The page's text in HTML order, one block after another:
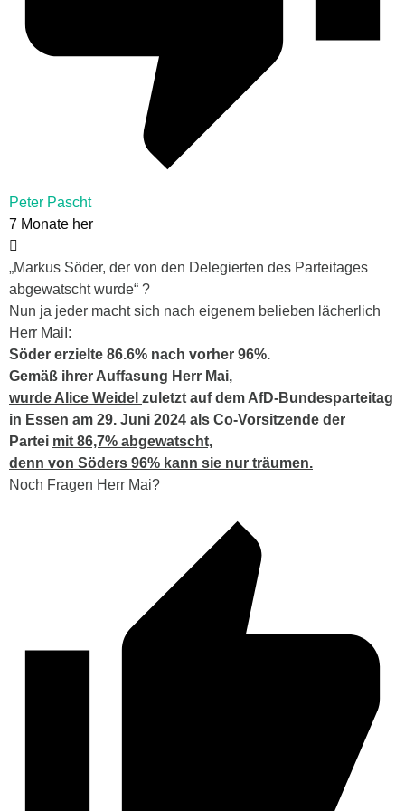
Peter Pascht
7 Monate her
„Markus Söder, der von den Delegierten des Parteitages
abgewatscht wurde“ ?
Nun ja jeder macht sich nach eigenem belieben lächerlich
Herr MaiI:
Söder erzielte 86.6% nach vorher 96%.
Gemäß ihrer Auffasung Herr Mai,
wurde Alice Weidel zuletzt auf dem AfD-Bundesparteitag
in Essen am 29. Juni 2024 als Co-Vorsitzende der
Partei mit 86,7% abgewatscht,
denn von Söders 96% kann sie nur träumen.
Noch Fragen Herr Mai?